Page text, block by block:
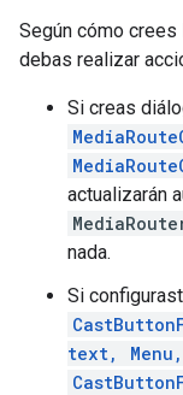
Según cómo
debas realizar
Si creas
actualizarán
nada.
Si
text,